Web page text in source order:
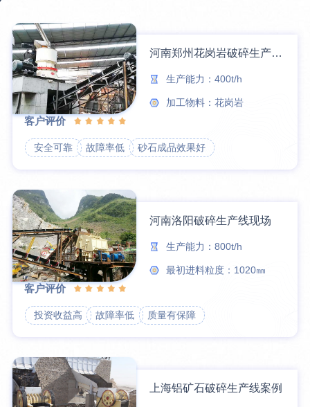
河南郑州花岗岩破碎生产线案例
生产能力：400t/h
加工物料：花岗岩
客户评价
安全可靠 故障率低 砂石成品效果好
河南洛阳破碎生产线现场
生产能力：800t/h
最初进料粒度：1020㎜
客户评价
投资收益高 故障率低 质量有保障
上海铝矿石破碎生产线案例